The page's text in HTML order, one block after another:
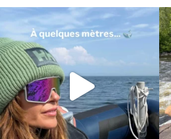
Voir une baleine en photo, c’est
impressionnant 🐋...
196